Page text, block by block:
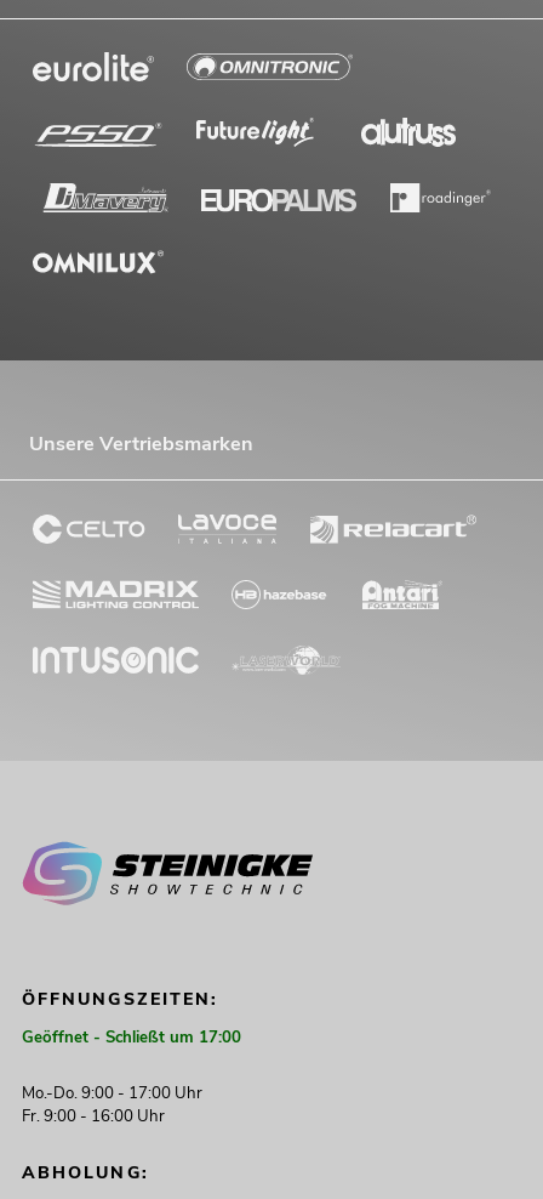
Unsere Vertriebsmarken
ÖFFNUNGSZEITEN:
Geöffnet - Schließt um 17:00
Mo.-Do. 9:00 - 17:00 Uhr
Fr. 9:00 - 16:00 Uhr
ABHOLUNG: